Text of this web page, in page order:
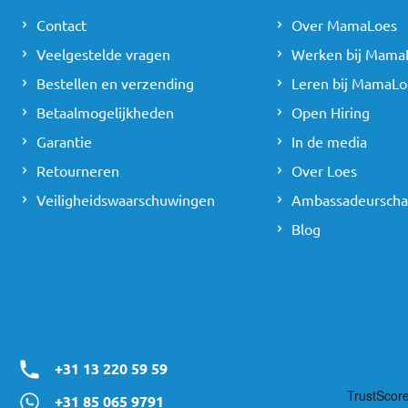
Contact
Veelgestelde vragen
Bestellen en verzending
Betaalmogelijkheden
Garantie
Retourneren
Veiligheidswaarschuwingen
Over MamaLoes
Werken bij
Leren bij
Open Hiring
In de media
Over Loes
Blog
+31 13 220 59 59
+31 85 065 9791